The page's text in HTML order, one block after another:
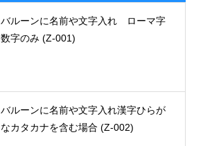
バルーンに名前や文字入れ ローマ字
数字のみ (Z-001)
バルーンに名前や文字入れ漢字ひらが
なカタカナを含む場合 (Z-002)